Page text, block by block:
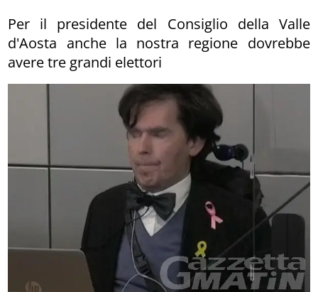
Per il presidente del Consiglio della Valle
d'Aosta anche la nostra regione dovrebbe
avere tre grandi elettori